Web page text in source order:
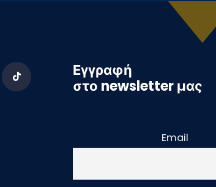
Εγγραφή
στο newsletter μας
Email